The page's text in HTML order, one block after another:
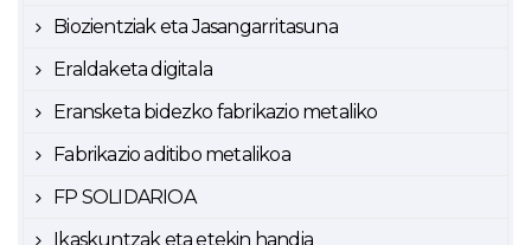
Biozientziak eta Jasangarritasuna
Eraldaketa digitala
Eransketa bidezko fabrikazio metaliko
Fabrikazio aditibo metalikoa
FP SOLIDARIOA
Ikaskuntzak eta etekin handia